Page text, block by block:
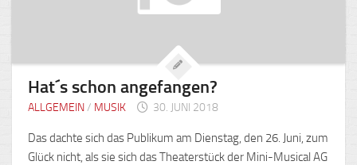
Hat´s schon angefangen?
ALLGEMEIN/ MUSIK 30. JUNI 2018
Das dachte sich das Publikum am Dienstag, den 26. Juni, zum
Glück nicht, als sie sich das Theaterstück der Mini-Musical AG